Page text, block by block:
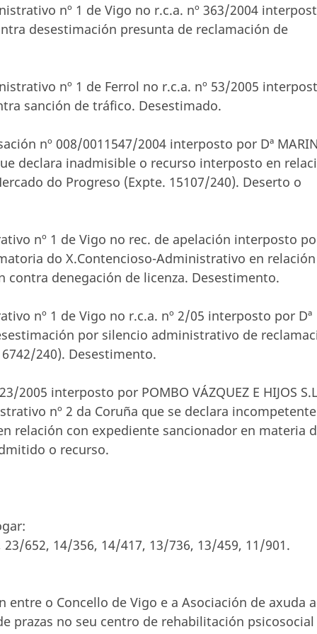
nº 1 de Vigo no r.c.a. nº 363/2004
desestimación presunta de reclamación de
nº 1 de Ferrol no r.c.a. nº 53/2005
sanción de tráfico. Desestimado.
nº 008/0011547/2004 interposto por Dª
declara inadmisible o recurso interposto en
do Progreso (Expte. 15107/240). Deserto o
nº 1 de Vigo no rec. de apelación interposto
do X.Contencioso-Administrativo en relación
denegación de licenza. Desestimento.
nº 1 de Vigo no r.c.a. nº 2/05 interposto por Dª
por silencio administrativo de
240). Desestimento.
2005 interposto por POMBO VÁZQUEZ E HIJOS S.L
nº 2 da Coruña que se declara incompetente
relación con expediente sancionador en materia
o recurso.
652, 14/356, 14/417, 13/736, 13/459, 11/901.
o Concello de Vigo e a Asociación de axuda
prazas no seu centro de rehabilitación psicosocial